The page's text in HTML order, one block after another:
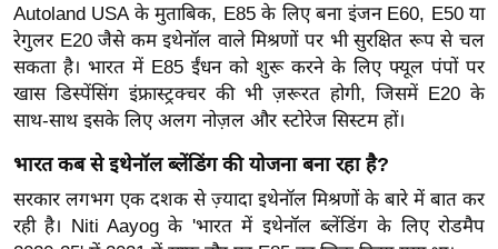
हॉ
ली
वु
ड
ल्म
स
मी
Autoland USA के मुताबिक, E85 के लिए बना इंजन E60, E50 या
रेगुलर E20 जैसे कम इथेनॉल वाले मिश्रणों पर भी सुरक्षित रूप से चल
सकता है। भारत में E85 ईंधन को शुरू करने के लिए फ्यूल पंपों पर
खास डिस्पेंसिंग इंफ्रास्ट्रक्चर की भी ज़रूरत होगी, जिसमें E20 के
साथ-साथ इसके लिए अलग नोज़ल और स्टोरेज सिस्टम हों।
भारत कब से इथेनॉल ब्लेंडिंग की योजना बना रहा है?
सरकार लगभग एक दशक से ज़्यादा इथेनॉल मिश्रणों के बारे में बात कर
रही है।
Niti Aayog के 'भारत में इथेनॉल ब्लेंडिंग के लिए रोडमैप